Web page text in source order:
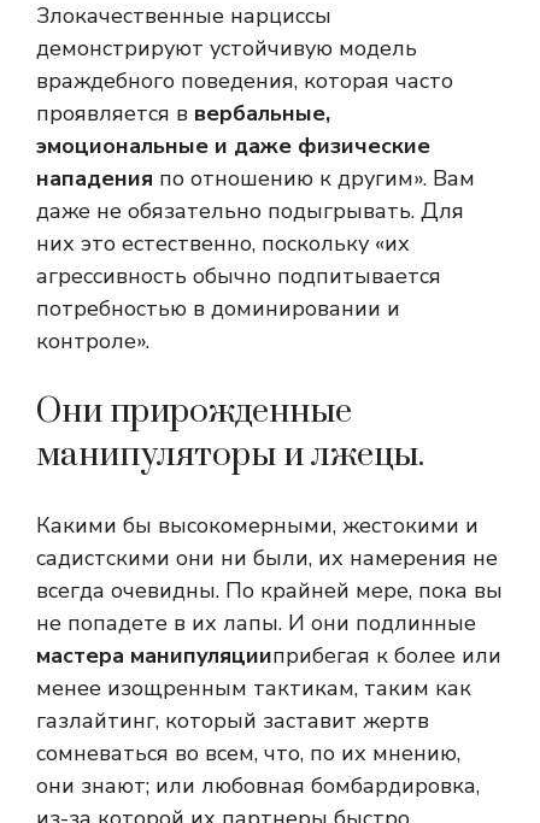
Злокачественные нарциссы
демонстрируют устойчивую модель
враждебного поведения, которая часто
проявляется в вербальные,
эмоциональные и даже физические
нападения по отношению к другим». Вам
даже не обязательно подыгрывать. Для
них это естественно, поскольку «их
агрессивность обычно подпитывается
потребностью в доминировании и
контроле».
Они прирожденные
манипуляторы и лжецы.
Какими бы высокомерными, жестокими и
садистскими они ни были, их намерения не
всегда очевидны. По крайней мере, пока вы
не попадете в их лапы. И они подлинные
мастера манипуляцииприбегая к более или
менее изощренным тактикам, таким как
газлайтинг, который заставит жертв
сомневаться во всем, что, по их мнению,
они знают; или любовная бомбардировка,